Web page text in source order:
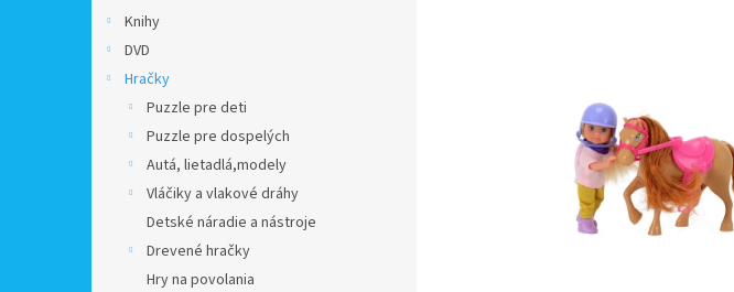
Knihy
DVD
Hračky
Puzzle pre deti
Puzzle pre dospelých
Autá, lietadlá,modely
Vláčiky a vlakové dráhy
Detské náradie a nástroje
Drevené hračky
Hry na povolania